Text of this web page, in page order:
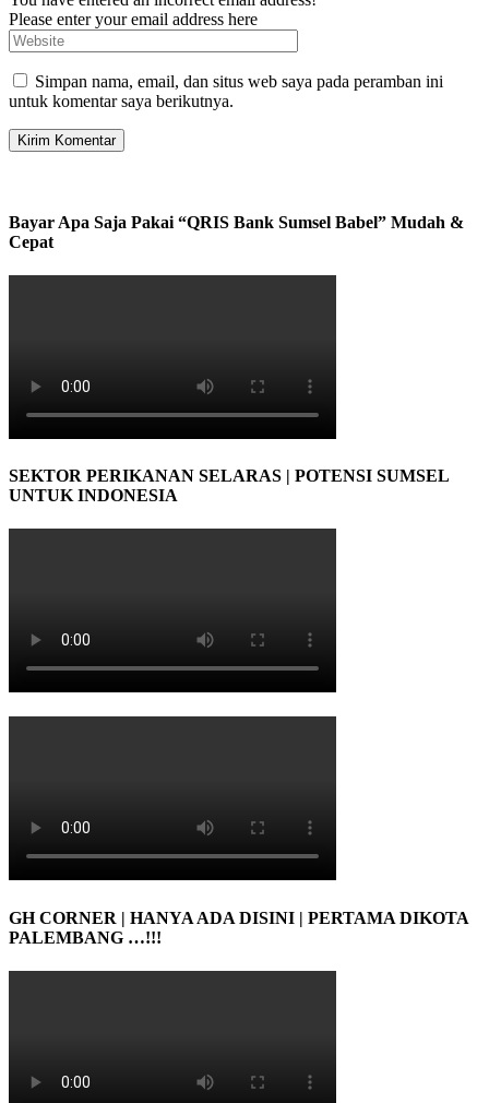
Please enter your email address here
Simpan nama, email, dan situs web saya pada peramban ini
untuk komentar saya berikutnya.
Bayar Apa Saja Pakai “QRIS Bank Sumsel Babel” Mudah &
Cepat
SEKTOR PERIKANAN SELARAS | POTENSI SUMSEL
UNTUK INDONESIA
GH CORNER | HANYA ADA DISINI | PERTAMA DIKOTA
PALEMBANG …!!!